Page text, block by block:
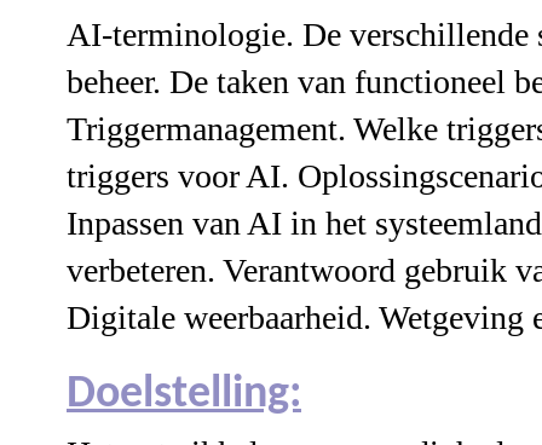
AI-terminologie. De
beheer. De taken van functioneel
Triggermanagement. Welke
triggers voor AI.
Inpassen van AI in het
verbeteren. Verantwoord gebruik
Digitale weerbaarheid. Wetgeving
Doelstelling: